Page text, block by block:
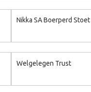
Nikka SA Boerperd Stoet
Welgelegen Trust